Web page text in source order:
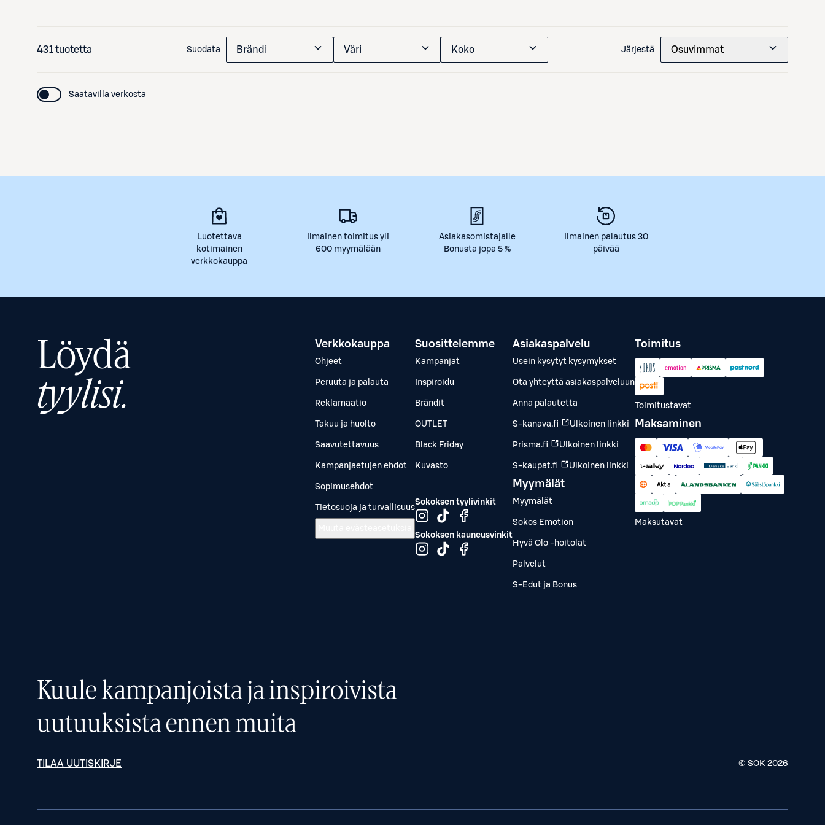
431 tuotetta Suodata Brändi Väri Koko Järjestä Osuvimmat
Saatavilla verkosta
Luotettava
kotimainen
verkkokauppa
Ilmainen toimitus yli
600 myymälään
Asiakasomistajalle
Bonusta jopa 5 %
Ilmainen palautus 30
päivää
Löydä
tyylisi.
Verkkokauppa
Ohjeet
Peruuta ja palauta
Reklamaatio
Takuu ja huolto
Saavutettavuus
Kampanjaetujen ehdot
Sopimusehdot
Tietosuoja ja turvallisuus
Suosittelemme
Kampanjat
Inspiroidu
Brändit
OUTLET
Black Friday
Kuvasto
Sokoksen tyylivinkit
Sokoksen kauneusvinkit
Asiakaspalvelu
Usein kysytyt kysymykset
Ota yhteyttä asiakaspalveluun
Anna palautetta
S-kanava.fi Ulkoinen linkki
Prisma.fi Ulkoinen linkki
S-kaupat.fi Ulkoinen linkki
Myymälät
Myymälät
Sokos Emotion
Hyvä Olo -hoitolat
Palvelut
S-Edut ja Bonus
Toimitus
Toimitustavat
Maksaminen
Maksutavat
Kuule kampanjoista ja inspiroivista
uutuuksista ennen muita
TILAA UUTISKIRJE © SOK 2026